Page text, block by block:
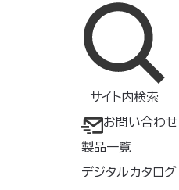
サイト内検索
お問い合わせ
製品一覧
デジタルカタログ
検索